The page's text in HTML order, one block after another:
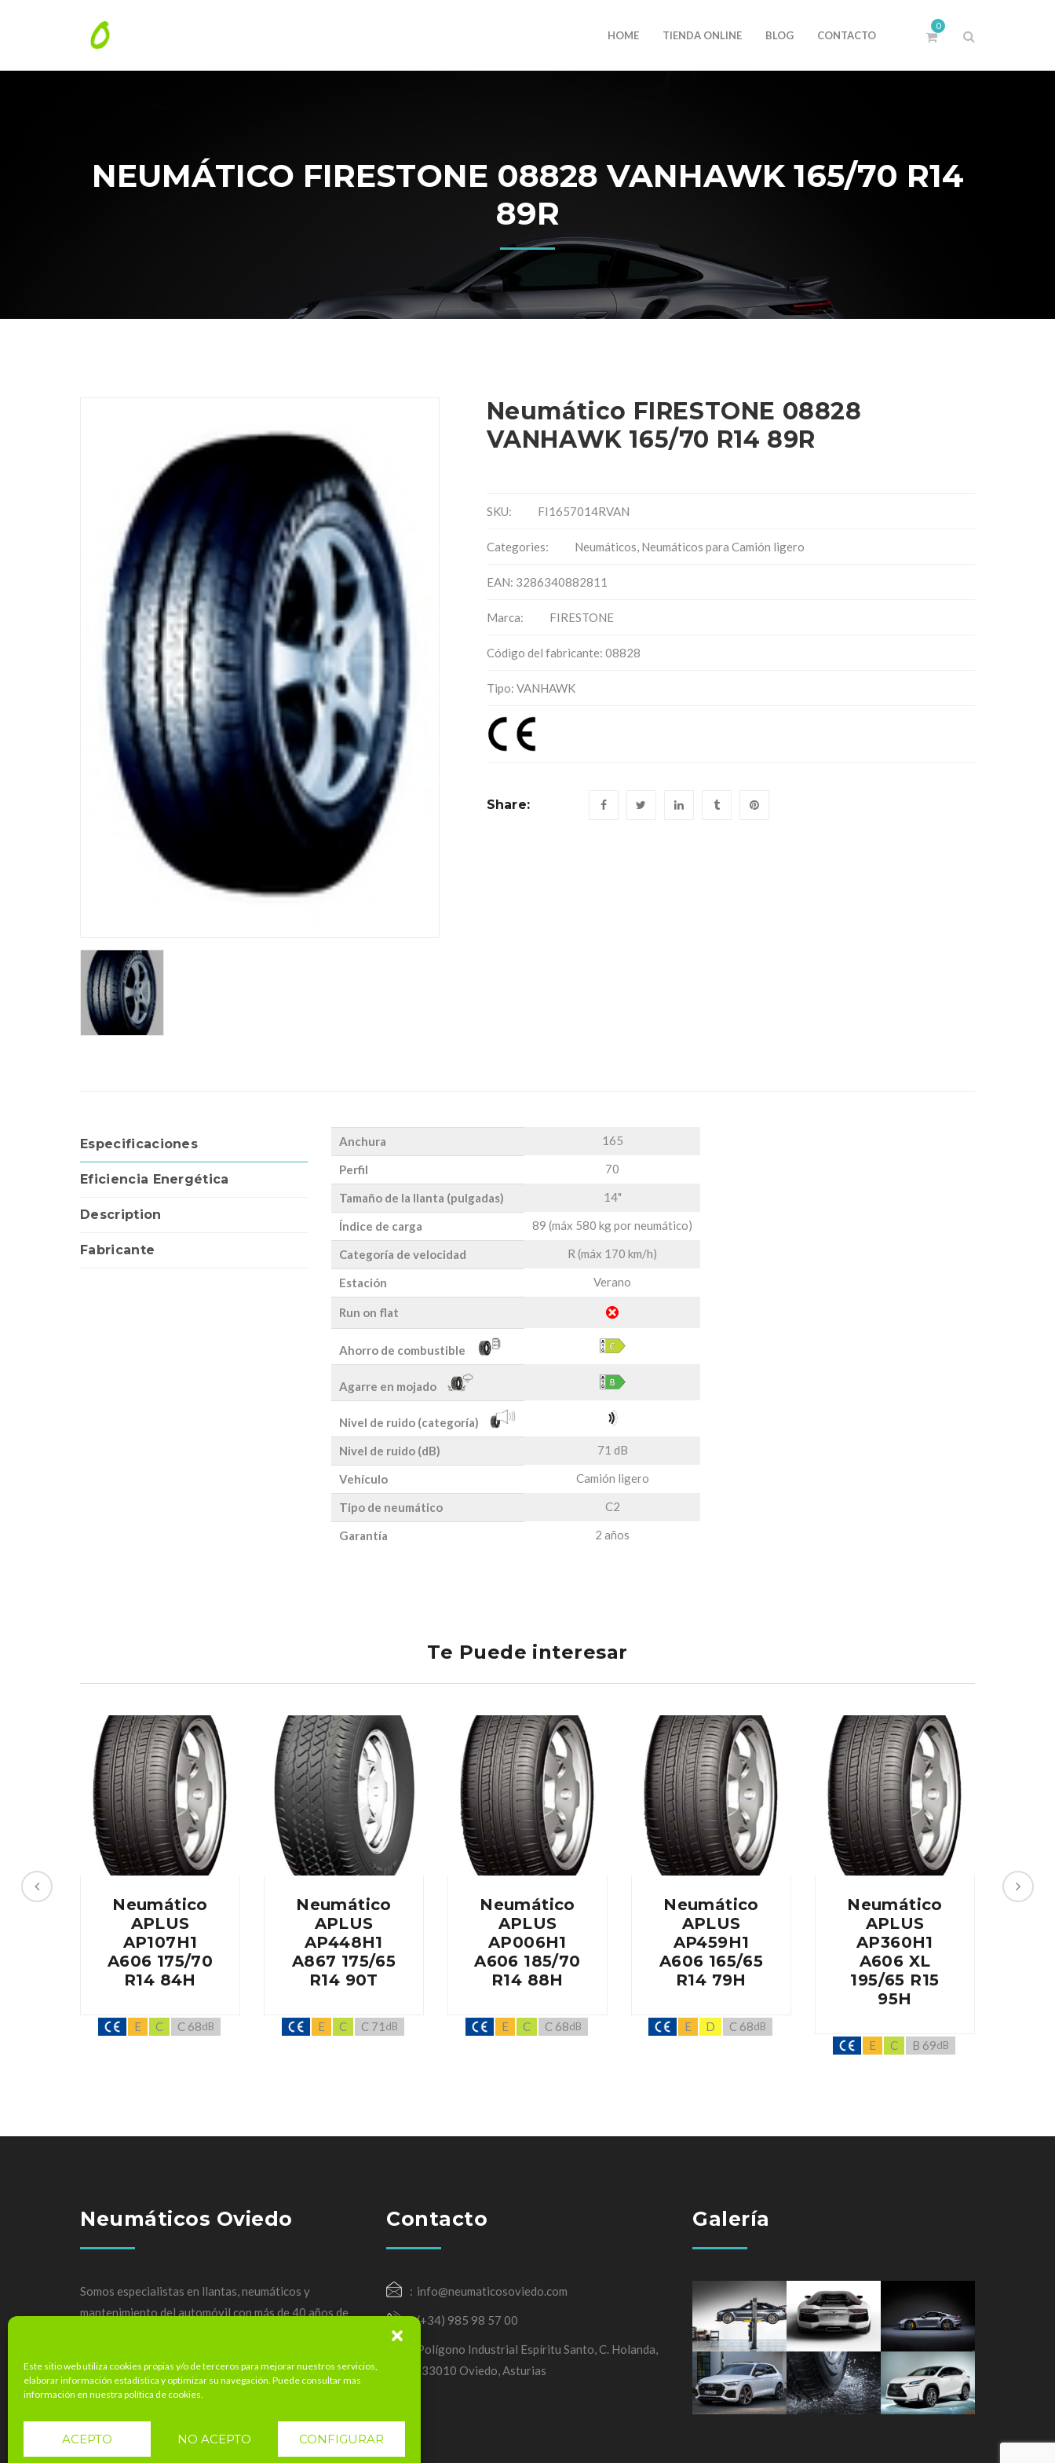
Este sitio web utiliza cookies propias y/o de terceros para mejorar nuestros servicios,
elaborar información estadística y optimizar su navegación. Puede consultar mas
información en nuestra política de cookies.
ACEPTO NO ACEPTO CONFIGURAR
HOME TIENDA ONLINE BLOG CONTACTO
0
NEUMÁTICO FIRESTONE 08828 VANHAWK 165/70 R14
89R
Neumático FIRESTONE 08828
VANHAWK 165/70 R14 89R
SKU: FI1657014RVAN
Categories: Neumáticos, Neumáticos para Camión ligero
EAN: 3286340882811
Marca: FIRESTONE
Código del fabricante: 08828
Tipo: VANHAWK
Share:
Especificaciones
Eficiencia Energética
Description
Fabricante
Anchura 165
Perfil 70
Tamaño de la llanta (pulgadas) 14"
Índice de carga 89 (máx 580 kg por neumático)
Categoría de velocidad R (máx 170 km/h)
Estación Verano
Run on flat
Ahorro de combustible
Agarre en mojado
Nivel de ruido (categoría)
Nivel de ruido (dB)
71 dB
Vehículo Camión ligero
Tipo de neumático C2
Garantía 2 años
Te Puede interesar
Neumático
APLUS
AP107H1
A606 175/70
R14 84H
E C C 68dB
Neumático
APLUS
AP448H1
A867 175/65
R14 90T
E C C 71 dB
Neumático
APLUS
AP006H1
A606 185/70
R14 88H
E C C 68dB
Neumático
APLUS
AP459H1
A606 165/65
R14 79H
E D C 68dB
Neumático
APLUS
AP360H1
A606 XL
195/65 R15
95H
E C B 69dB
Neumáticos Oviedo
Somos especialistas en llantas, neumáticos y
mantenimiento del automóvil con más de 40 años de
Contacto
info@neumaticosoviedo.com
(+34) 985 98 57 00
Polígono Industrial Espíritu Santo, C. Holanda,
3, 33010 Oviedo, Asturias
Galería